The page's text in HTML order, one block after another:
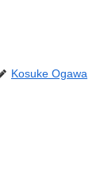
Kosuke Ogawa